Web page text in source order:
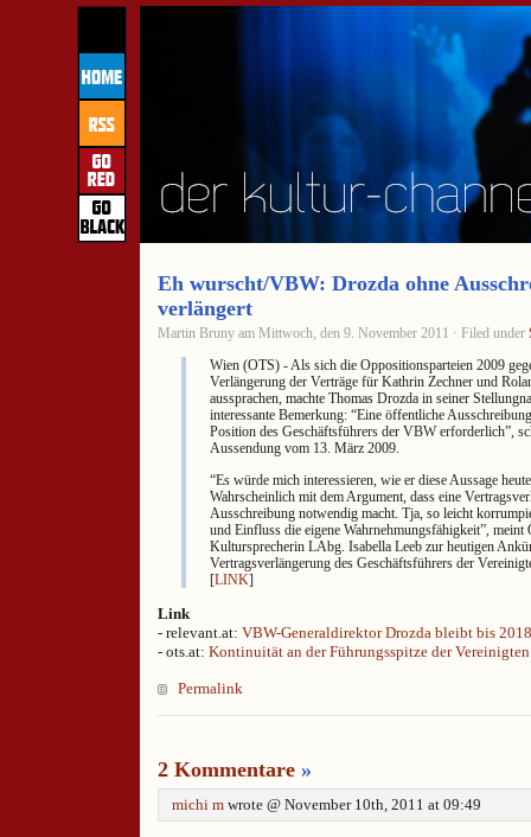
Eh wurscht/VBW: Drozda ohne
verlängert
Martin Bruny am Mittwoch, den 9. November 2011 · Filed under
Wien (OTS) - Als sich die Oppositionsparteien 2009
Verlängerung der Verträge für Kathrin Zechner und
aussprachen, machte Thomas Drozda in seiner
interessante Bemerkung: “Eine öffentliche
Position des Geschäftsführers der VBW erforderlich”,
Aussendung vom 13. März 2009.
“Es würde mich interessieren, wie er diese Aussage
Wahrscheinlich mit dem Argument, dass eine
Ausschreibung notwendig macht. Tja, so leicht
und Einfluss die eigene Wahrnehmungsfähigkeit”,
Kultursprecherin LAbg. Isabella Leeb zur heutigen
Vertragsverlängerung des Geschäftsführers der
[LINK]
Link
- relevant.at: VBW-Generaldirektor Drozda bleibt bis
- ots.at: Kontinuität an der Führungsspitze der
Permalink
2 Kommentare »
michi m wrote @ November 10th, 2011 at 09:49